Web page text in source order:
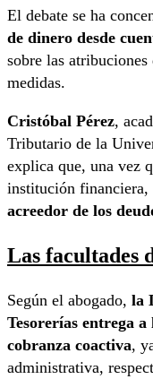
El debate se ha
de dinero desde
sobre las atribuciones
medidas.
Cristóbal Pérez,
Tributario de la
explica que, una vez
institución financiera,
acreedor de los
Las facultades
Según el abogado, la
Tesorerías entrega
cobranza coactiva,
administrativa,